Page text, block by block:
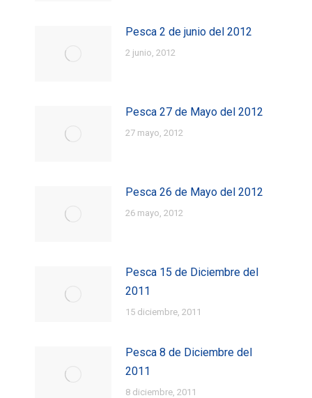
Pesca 2 de junio del 2012
2 junio, 2012
Pesca 27 de Mayo del 2012
27 mayo, 2012
Pesca 26 de Mayo del 2012
26 mayo, 2012
Pesca 15 de Diciembre del
2011
15 diciembre, 2011
Pesca 8 de Diciembre del
2011
8 diciembre, 2011